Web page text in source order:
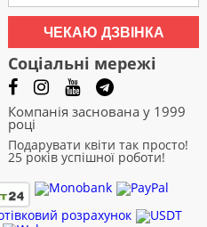
ЧЕКАЮ ДЗВІНКА
Соціальні мережі
Компанія заснована у 1999
році
Подарувати квіти так просто!
25 років успішної роботи!